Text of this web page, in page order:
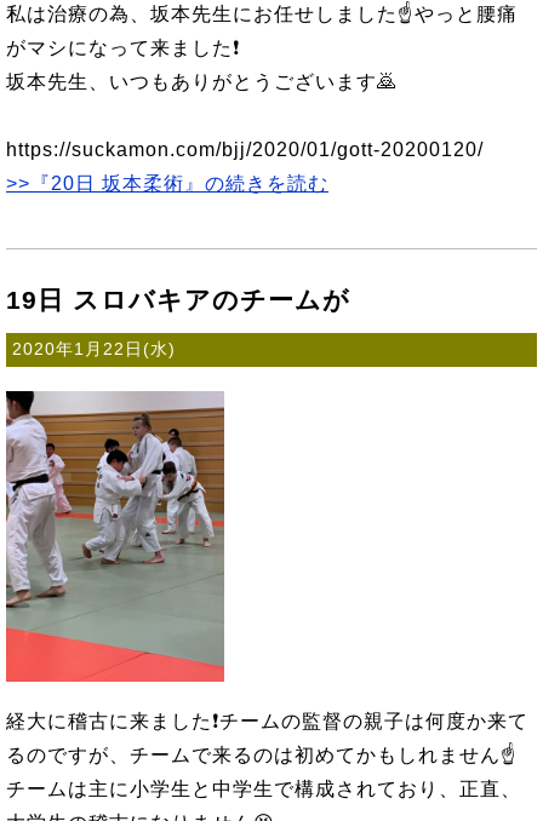
私は治療の為、坂本先生にお任せしました☝️やっと腰痛
がマシになって来ました❗
坂本先生、いつもありがとうございます🙇
https://suckamon.com/bjj/2020/01/gott-20200120/
>>『20日 坂本柔術』の続きを読む
19日 スロバキアのチームが
2020年1月22日(水)
経大に稽古に来ました❗チームの監督の親子は何度か来て
るのですが、チームで来るのは初めてかもしれません☝️
チームは主に小学生と中学生で構成されており、正直、